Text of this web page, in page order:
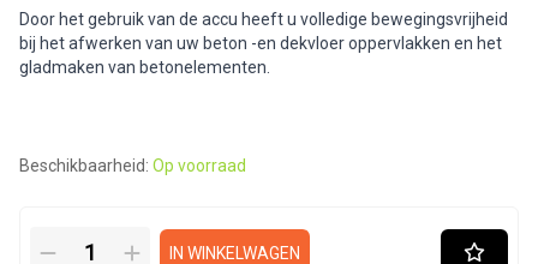
Door het gebruik van de accu heeft u volledige bewegingsvrijheid
bij het afwerken van uw beton -en dekvloer oppervlakken en het
gladmaken van betonelementen.
Beschikbaarheid: Op voorraad
IN WINKELWAGEN